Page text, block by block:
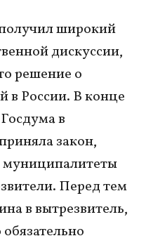
широкий
дискуссии,
решение о
в России. В конце
в
закон,
Перед тем
в вытрезвитель,